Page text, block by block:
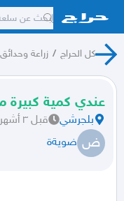
كل الحراج / زراعة وحدائق
عندي كمية كبيرة
بلجرشي قبل ٣ أشهر
ض ضويةة